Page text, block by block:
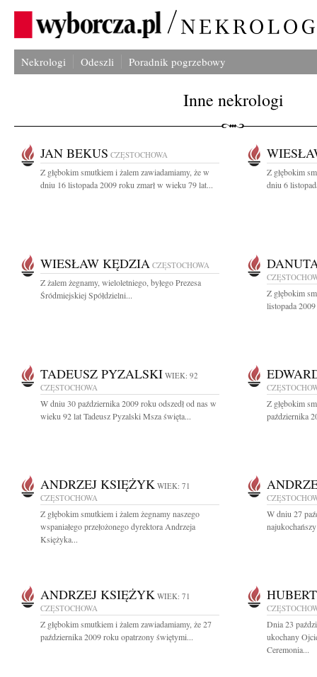
Nekrologi Odeszli Poradnik pogrzebowy
Inne nekrologi
JAN BEKUS CZĘSTOCHOWA
Z głębokim smutkiem i żalem zawiadamiamy, że w
dniu 16 listopada 2009 roku zmarł w wieku 79 lat...
Z głębokim
dniu 6
WIESŁAW KĘDZIA CZĘSTOCHOWA
Z żalem żegnamy, wieloletniego, byłego Prezesa
Śródmiejskiej Spółdzielni...
Z głębokim
listopada
TADEUSZ PYZALSKI WIEK: 92
CZĘSTOCHOWA
W dniu 30 października 2009 roku odszedł od nas w
wieku 92 lat Tadeusz Pyzalski Msza święta...
Z głębokim
października
ANDRZEJ KSIĘŻYK WIEK: 71
CZĘSTOCHOWA
Z głębokim smutkiem i żalem żegnamy naszego
wspaniałego przełożonego dyrektora Andrzeja
Księżyka...
W dniu 27
ANDRZEJ KSIĘŻYK WIEK: 71
CZĘSTOCHOWA
Z głębokim smutkiem i żalem zawiadamiamy, że 27
października 2009 roku opatrzony świętymi...
Dnia 23
ukochany
Ceremonia...